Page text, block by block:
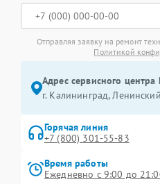
Отправляя заявку на ремонт
Политикой
Адрес сервисного
г. Калининград,
Горячая линия
+7 (800) 301-55-83
Время работы
Ежедневно с 9:00 до